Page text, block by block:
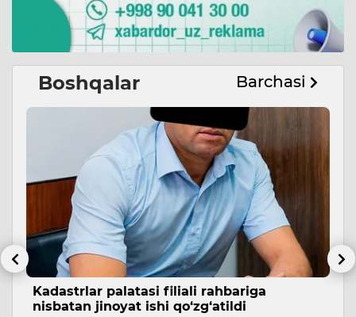
Boshqalar Barchasi
Kadastrlar palatasi filiali rahbariga
nisbatan jinoyat ishi qo‘zg‘atildi